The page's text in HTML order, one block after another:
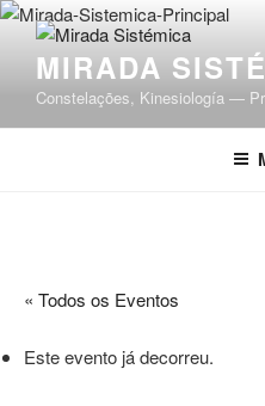
Saltar
conteúdo
MIRADA
Constelações, Kinesiología —
« Todos os Eventos
Este evento já decorreu.